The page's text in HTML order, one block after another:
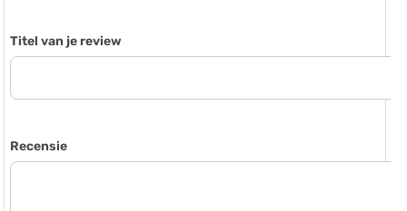
Titel van je review
Recensie